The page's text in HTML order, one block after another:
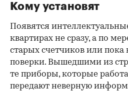
Кому установят
Появятся
квартирах не сразу, а по
старых счетчиков или пока
поверки. Вышедшими из
те приборы, которые
передают неверную